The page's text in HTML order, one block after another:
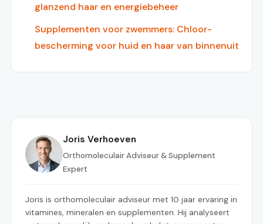
glanzend haar en energiebeheer
Supplementen voor zwemmers: Chloor-
bescherming voor huid en haar van binnenuit
Joris Verhoeven
Orthomoleculair Adviseur & Supplement
Expert
Joris is orthomoleculair adviseur met 10 jaar ervaring in
vitamines, mineralen en supplementen. Hij analyseert